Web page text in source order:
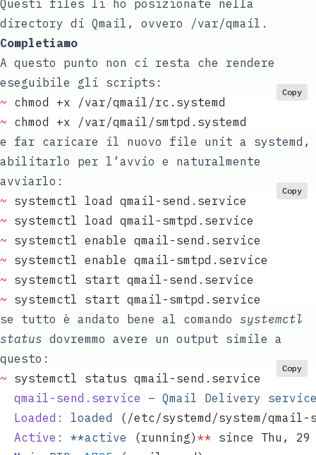
Questi files li ho posizionate nella
directory di Qmail, ovvero /var/qmail.
Completiamo
A questo punto non ci resta che rendere
eseguibile gli scripts:
~ chmod +x /var/qmail/rc.systemd
~ chmod +x /var/qmail/smtpd.systemd
Copy
e far caricare il nuovo file unit a systemd,
abilitarlo per l’avvio e naturalmente
avviarlo:
~ systemctl load qmail-send.service
~ systemctl load qmail-smtpd.service
~ systemctl enable qmail-send.service
~ systemctl enable qmail-smtpd.service
~ systemctl start qmail-send.service
~ systemctl start qmail-smtpd.service
Copy
se tutto è andato bene al comando systemctl
status dovremmo avere un output simile a
questo:
~ systemctl status qmail-send.service
  qmail-send.service
– Qmail Delivery
  Loaded:
loaded (/etc/systemd/system/
  Active:
**active (running) ** since Thu, 29
Copy